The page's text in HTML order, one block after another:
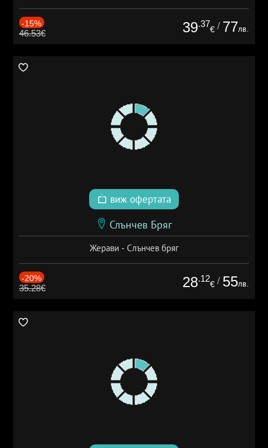
-15%
46.53€ 39.37
€ / 77лв.
виж офертата
Слънчев Бряг
Жерави - Слънчев бряг
-20%
35.28€ 28.12
€ / 55лв.